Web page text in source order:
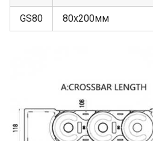
GS80 80х200мм